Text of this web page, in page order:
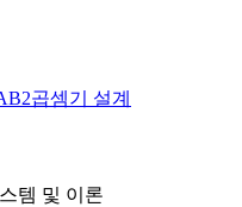
곱셈기 설계
템 및 이론